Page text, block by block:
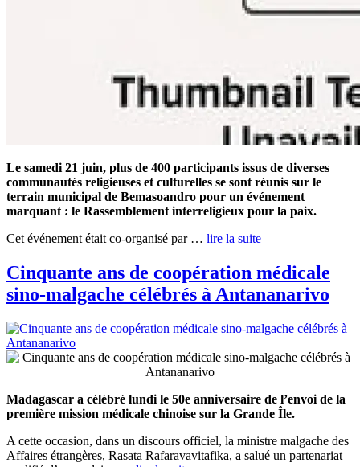
Le samedi 21 juin, plus de 400 participants issus de diverses
communautés religieuses et culturelles se sont réunis sur le
terrain municipal de Bemasoandro pour un événement
marquant : le Rassemblement interreligieux pour la paix.
Cet événement était co-organisé par … lire la suite
Cinquante ans de coopération médicale
sino-malgache célébrés à Antananarivo
Madagascar a célébré lundi le 50e anniversaire de l’envoi de la
première mission médicale chinoise sur la Grande Île.
A cette occasion, dans un discours officiel, la ministre malgache des
Affaires étrangères, Rasata Rafaravavitafika, a salué un partenariat